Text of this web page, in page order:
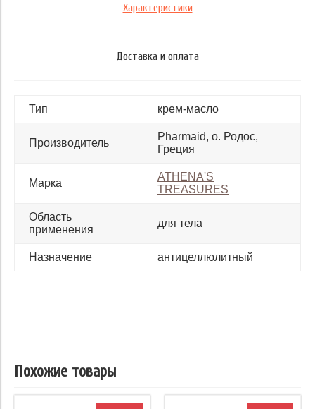
Характеристики
Доставка и оплата
Тип крем-масло
Производитель
Pharmaid, о. Родос,
Греция
Марка
ATHENA'S
TREASURES
Область
применения
для тела
Назначение антицеллюлитный
Похожие товары